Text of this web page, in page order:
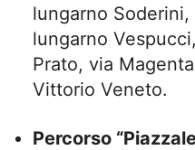
lungarno
lungarno
Prato, via
Vittorio Veneto.
Percorso